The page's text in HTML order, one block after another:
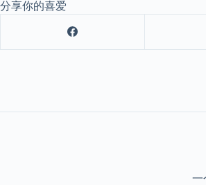
分享你的喜爱
一